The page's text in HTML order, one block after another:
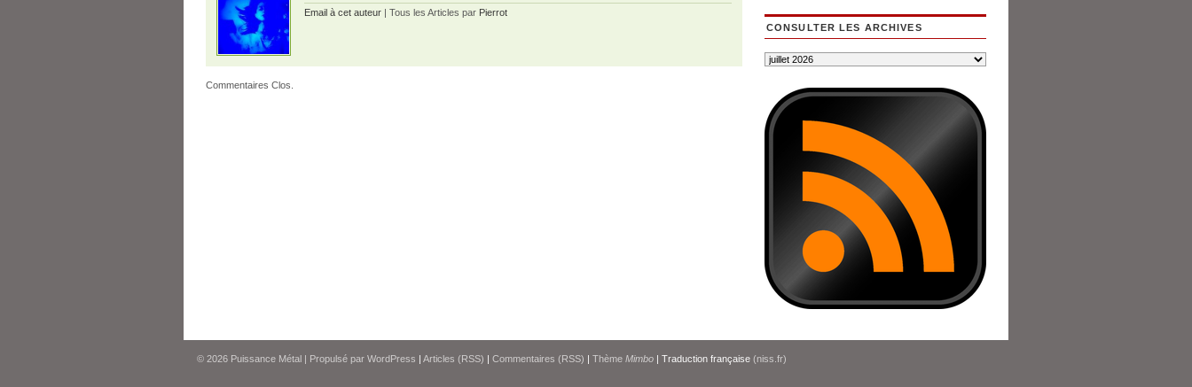
Email à cet auteur | Tous les Articles par Pierrot
Commentaires Clos.
CONSULTER LES ARCHIVES
© 2026 Puissance Métal | Propulsé par WordPress | Articles (RSS) | Commentaires (RSS) | Thème Mimbo | Traduction française (niss.fr)